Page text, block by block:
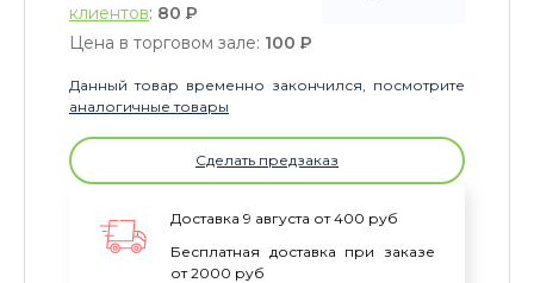
клиентов: 80 P
Цена в торговом зале: 100 P
Данный товар временно закончился, посмотрите
аналогичные товары
Сделать предзаказ
Доставка 9 августа от 400 руб
Бесплатная доставка при заказе
от 2000 руб